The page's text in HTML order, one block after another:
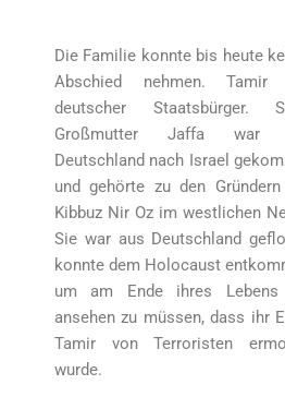
Die Familie konnte bis heute
Abschied nehmen. Tamir
deutscher Staatsbürger.
Großmutter Jaffa war
Deutschland nach Israel
und gehörte zu den
Kibbuz Nir Oz im westlichen
Sie war aus Deutschland
konnte dem Holocaust
um am Ende ihres
ansehen zu müssen, dass ihr
Tamir von Terroristen
wurde.